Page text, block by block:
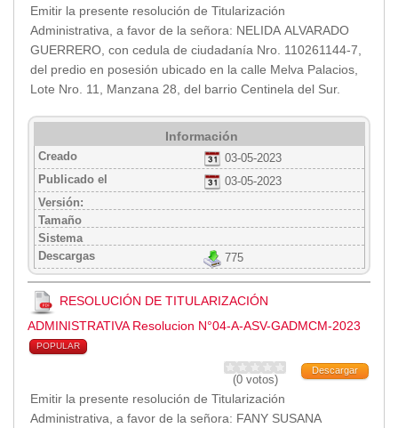
Emitir la presente resolución de Titularización
Administrativa, a favor de la señora: NELIDA ALVARADO
GUERRERO, con cedula de ciudadanía Nro. 110261144-7,
del predio en posesión ubicado en la calle Melva Palacios,
Lote Nro. 11, Manzana 28, del barrio Centinela del Sur.
Información
Creado
03-05-2023
Publicado el
03-05-2023
Versión:
Tamaño
Sistema
Descargas
775
RESOLUCIÓN DE TITULARIZACIÓN
ADMINISTRATIVA Resolucion N°04-A-ASV-GADMCM-2023
POPULAR
Descargar
(0 votos)
Emitir la presente resolución de Titularización
Administrativa, a favor de la señora: FANY SUSANA